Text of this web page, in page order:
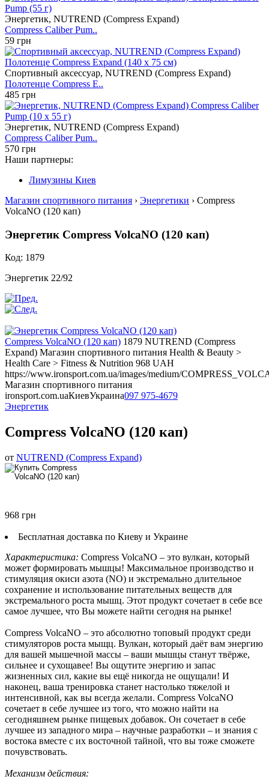
Энергетик, NUTREND (Compress Expand)
Compress Caliber Pum..
59 грн
Спортивный аксессуар, NUTREND (Compress Expand)
Полотенце Compress E..
485 грн
Энергетик, NUTREND (Compress Expand)
Compress Caliber Pum..
570 грн
Наши партнеры:
Лимузины Киев
Магазин спортивного питания › Энергетики › Compress
VolcaNO (120 кап)
Энергетик Compress VolcaNO (120 кап)
Код: 1879
Энергетик 22/92
Compress VolcaNO (120 кап) 1879 NUTREND (Compress
Expand) Магазин спортивного питания Health & Beauty >
Health Care > Fitness & Nutrition 968 UAH
https://www.ironsport.com.ua/images/medium/
Магазин спортивного питания
ironsport.com.uaКиевУкраина097 975-4679
Энергетик
Compress VolcaNO (120 кап)
от NUTREND (Compress Expand)
968 грн
Бесплатная доставка по Киеву и Украине
Характеристика: Compress VolcaNO – это вулкан, который
может формировать мышцы! Максимальное производство и
стимуляция окиси азота (NO) и экстремально длительное
сохранение и использование питательных веществ для
экстремального роста мышц. Этот продукт сочетает в себе все
самое лучшее, что Вы можете найти сегодня на рынке!
Compress VolcaNO – это абсолютно топовый продукт среди
стимуляторов роста мыщц. Вулкан, который даёт вам энергию
для вашей мышечной массы – ваши мышцы станут твёрже,
сильнее и сухощавее! Вы ощутите энергию и запас
жизненных сил, какие вы ещё никогда не ощущали! И
наконец, ваша тренировка станет настолько тяжелой и
интенсивной, как вы всегда желали. Compress VolcaNO
сочетает в себе лучшее из того, что можно найти на
сегодняшнем рынке пищевых добавок. Он сочетает в себе
лучшее из западного мира – научные разработки – и знания с
востока вместе с их восточной тайной, что вы тоже сможете
почувствовать.
Механизм действия: